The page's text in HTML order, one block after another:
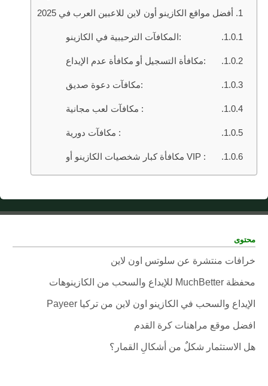
أفضل مواقع الكازينو أون لاين للاعبين العرب في 2025
المكافآت الترحيبية في الكازينو:
مكافأة التسجيل أو مكافأة عدم الإيداع:
مكافآت دعوة صديق:
مكافآت لعب مجانية :
مكافآت دورية :
مكافأة كبار شخصيات الكازينو أو VIP :
محتوى
خرافات منتشرة عن سلوتس اون لاين
محفظة MuchBetter للإيداع والسحب من الكازينوهات
الإيداع والسحب في الكازينو اون لاين من تركيا Payeer
افضل موقع مراهنات كرة القدم
هل الاستثمار شكلٌ من أشكالِ القمار؟